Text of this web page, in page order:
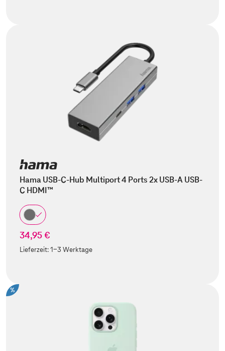
Hama USB-C-Hub Multiport 4 Ports 2x USB-A USB-
C HDMI™
34,95 €
Lieferzeit:1-3 Werktage
%